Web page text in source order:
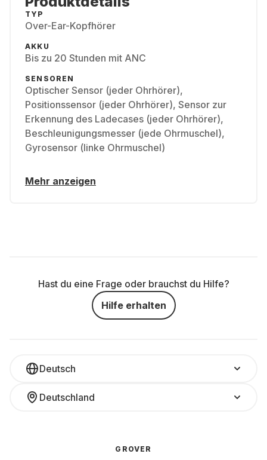
TYP
Over-Ear-Kopfhörer
AKKU
Bis zu 20 Stunden mit ANC
SENSOREN
Optischer Sensor (jeder Ohrhörer),
Positionssensor (jeder Ohrhörer), Sensor zur
Erkennung des Ladecases (jeder Ohrhörer),
Beschleunigungsmesser (jede Ohrmuschel),
Gyrosensor (linke Ohrmuschel)
Mehr anzeigen
Hast du eine Frage oder brauchst du Hilfe?
Hilfe erhalten
Deutsch
Deutschland
GROVER